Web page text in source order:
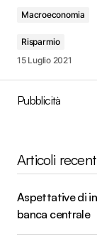
Macroeconomia
Risparmio
15 Luglio 2021
Pubblicità
Articoli
Aspettative di
banca centrale